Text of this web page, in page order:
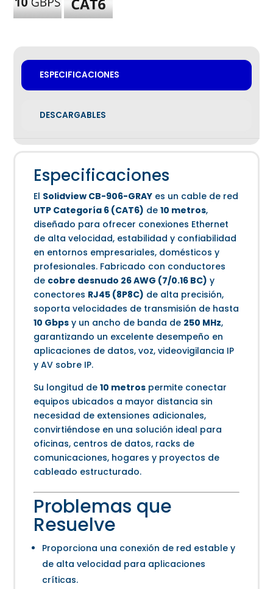
ESPECIFICACIONES
DESCARGABLES
Especificaciones
El Solidview CB-906-GRAY es un cable de red
UTP Categoría 6 (CAT6) de10 metros,
diseñado para ofrecer conexiones Ethernet
de alta velocidad, estabilidad y confiabilidad
en entornos empresariales, domésticos y
profesionales. Fabricado con conductores
de cobre desnudo 26 AWG (7/0.16 BC) y
conectores RJ45 (8P8C) de alta precisión,
soporta velocidades de transmisión de hasta
10 Gbps y un ancho de banda de 250 MHz,
garantizando un excelente desempeño en
aplicaciones de datos, voz, videovigilancia IP
y AV sobre IP.
Su longitud de10 metros permite conectar
equipos ubicados a mayor distancia sin
necesidad de extensiones adicionales,
convirtiéndose en una solución ideal para
oficinas, centros de datos, racks de
comunicaciones, hogares y proyectos de
cableado estructurado.
Problemas que
Resuelve
Proporciona una conexión de red estable y
de alta velocidad para aplicaciones
críticas.